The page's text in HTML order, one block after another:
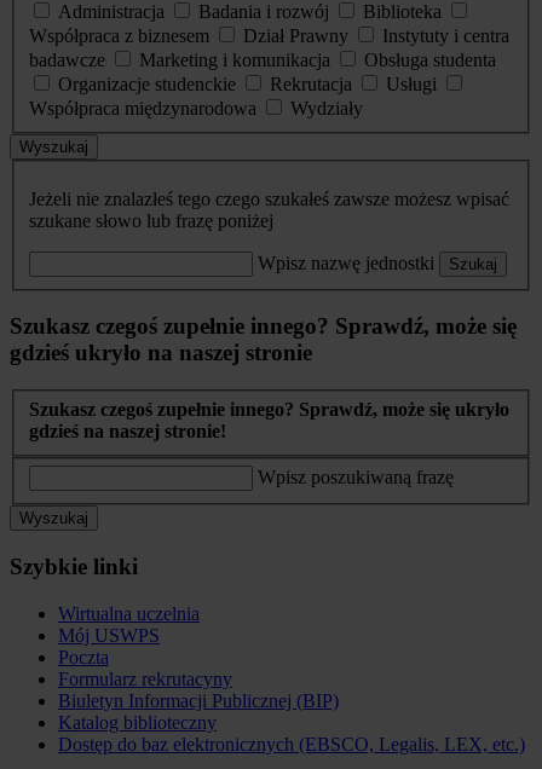
Administracja
Badania i rozwój
Biblioteka
Współpraca z biznesem
Dział Prawny
Instytuty i centra
badawcze
Marketing i komunikacja
Obsługa studenta
Organizacje studenckie
Rekrutacja
Usługi
Współpraca międzynarodowa
Wydziały
Wyszukaj
Jeżeli nie znalazłeś tego czego szukałeś zawsze możesz wpisać
szukane słowo lub frazę poniżej
Wpisz nazwę jednostki Szukaj
Szukasz czegoś zupełnie innego? Sprawdź, może się
gdzieś ukryło na naszej stronie
Szukasz czegoś zupełnie innego? Sprawdź, może się ukryło
gdzieś na naszej stronie!
Wpisz poszukiwaną frazę
Wyszukaj
Szybkie linki
Wirtualna uczelnia
Mój USWPS
Poczta
Formularz rekrutacyny
Biuletyn Informacji Publicznej (BIP)
Katalog biblioteczny
Dostęp do baz elektronicznych (EBSCO, Legalis, LEX, etc.)